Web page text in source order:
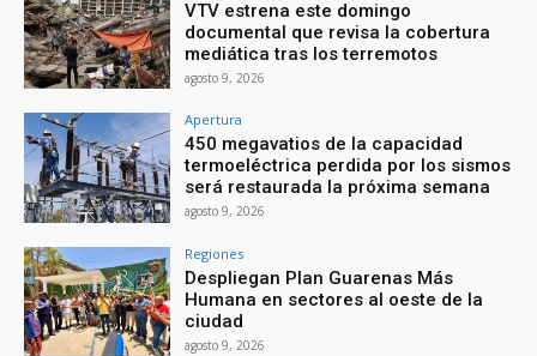
VTV estrena este domingo
documental que revisa la cobertura
mediática tras los terremotos
agosto 9, 2026
Apertura
450 megavatios de la capacidad
termoeléctrica perdida por los sismos
será restaurada la próxima semana
agosto 9, 2026
Regiones
Despliegan Plan Guarenas Más
Humana en sectores al oeste de la
ciudad
agosto 9, 2026